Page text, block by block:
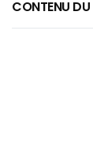
CONTENU